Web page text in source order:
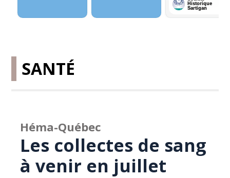
SANTÉ
Héma-Québec
Les collectes de sang
à venir en juillet